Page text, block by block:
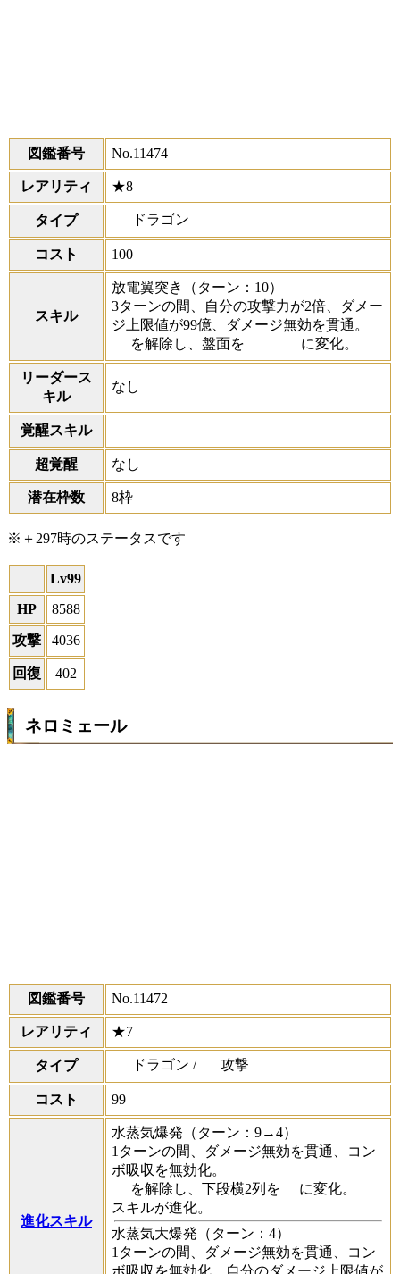
図鑑番号 No.11474
レアリティ ★8
タイプ ドラゴン
コスト 100
スキル
放電翼突き
（ターン：10）
3ターンの間、自分の攻撃力が2倍、ダメー
ジ上限値が99億、ダメージ無効を貫通。
を解除し、盤面を
に変化。
リーダース
キル
なし
覚醒スキル
超覚醒 なし
潜在枠数 8枠
※＋297時のステータスです
Lv99
HP
8588
攻撃 4036
回復 402
ネロミェール
図鑑番号 No.11472
レアリティ ★7
タイプ ドラゴン / 攻撃
コスト 99
進化スキル
水蒸気爆発 （ターン：9→4）
1ターンの間、ダメージ無効を貫通、コン
ボ吸収を無効化。
を解除し、下段横2列を
に変化。
スキルが進化。
水蒸気大爆発 （ターン：4）
1ターンの間、ダメージ無効を貫通、コン